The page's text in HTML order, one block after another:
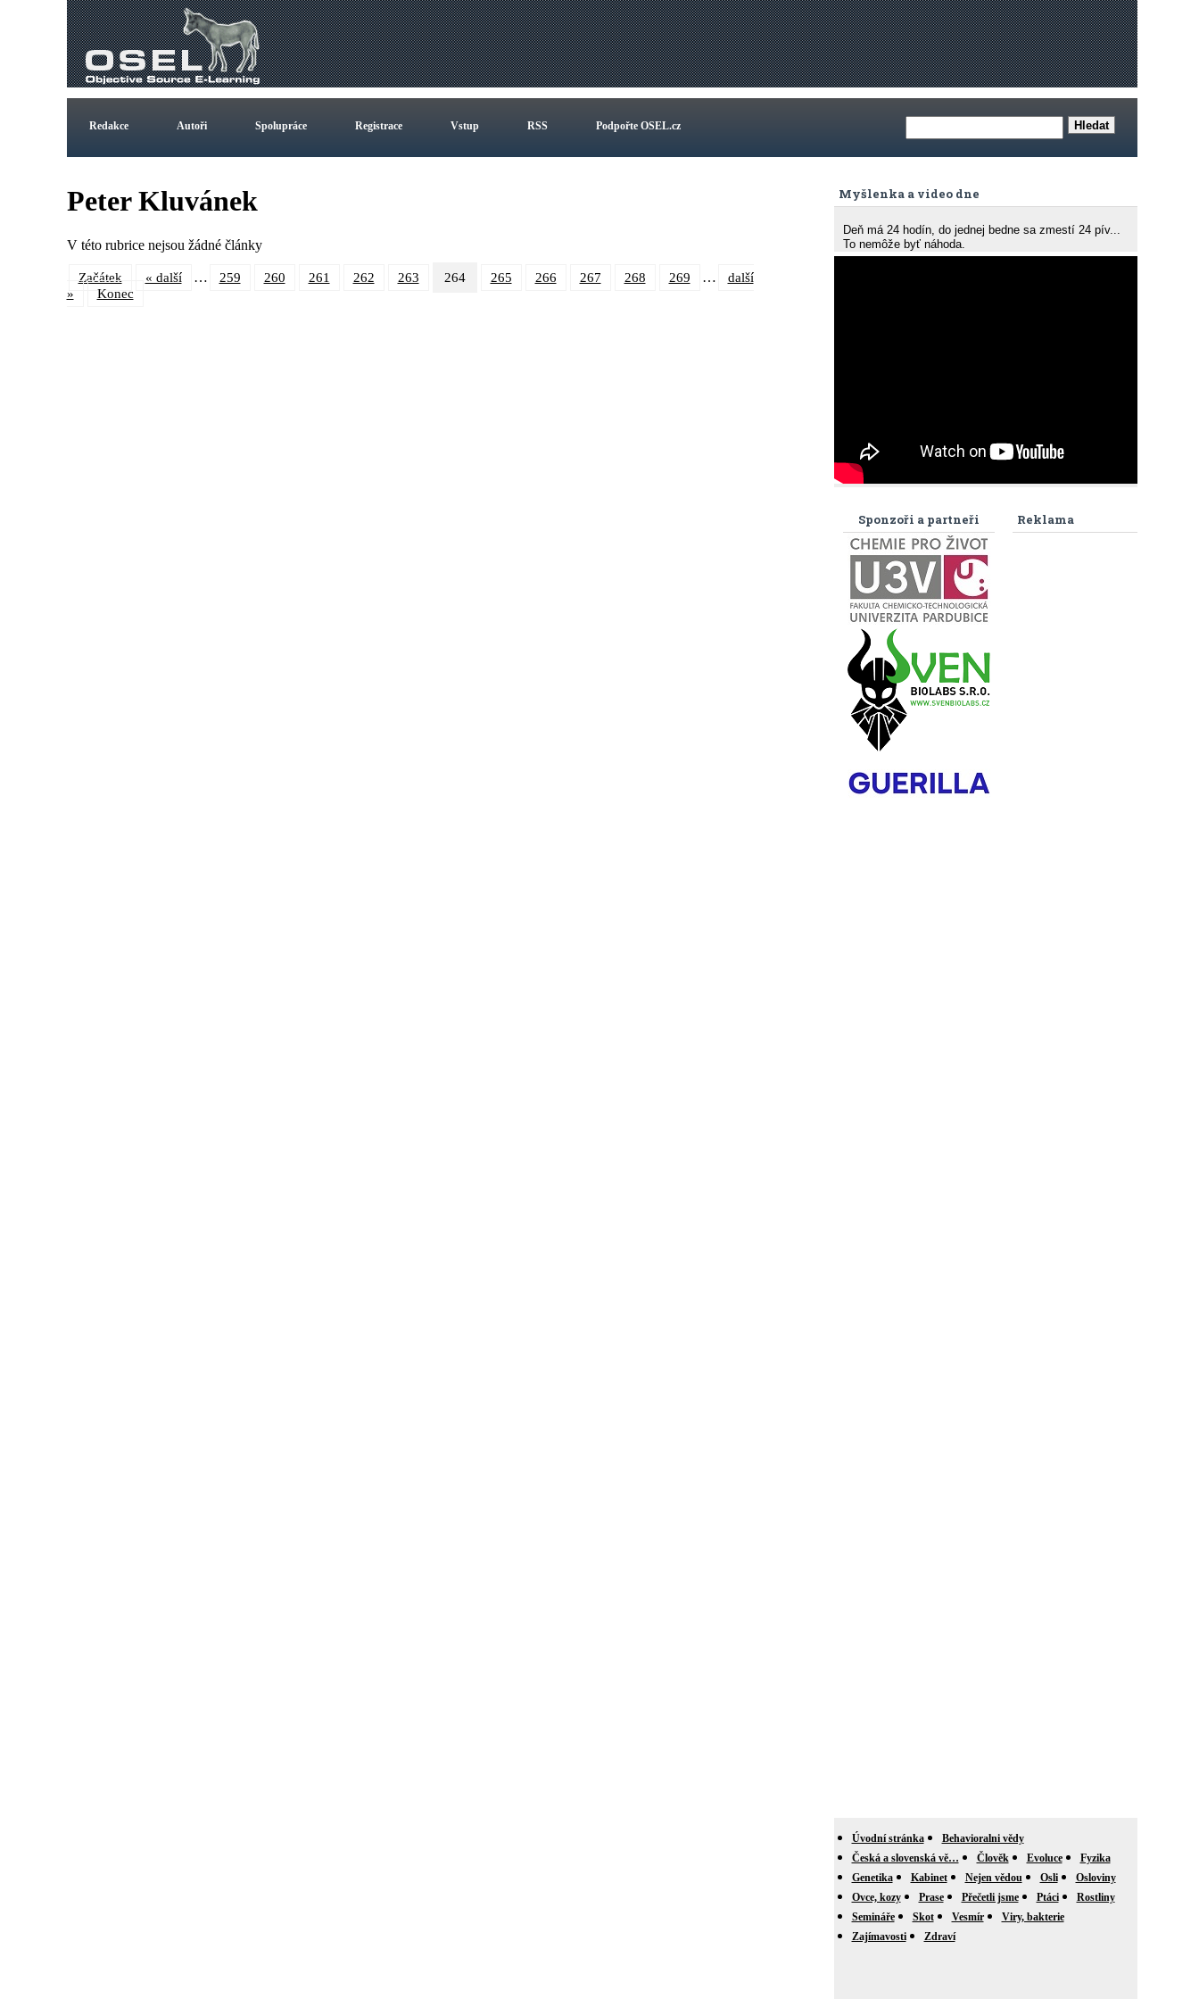
Redakce Autoři Spolupráce Registrace Vstup RSS Podpořte OSEL.cz
Peter Kluvánek
V této rubrice nejsou žádné články
Začátek « další … 259 260 261 262 263 264 265 266 267 268 269 …
další
»
Konec
Myšlenka a video dne
Deň má 24 hodín, do jednej bedne sa zmestí 24 pív...
To nemôže byť náhoda.
Reklama
Sponzoři a partneři
Úvodní stránka
Behavioralni vědy
Česká a slovenská vě…
Člověk Evoluce
Fyzika
Genetika
Kabinet Nejen vědou Osli
Osloviny
Ovce, kozy
Prase Přečetli jsme Ptáci
Rostliny
Semináře
Skot Vesmír
Viry, bakterie
Zajímavosti
Zdraví